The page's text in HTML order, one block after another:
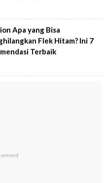
Apa yang Bisa
Flek Hitam? Ini 7
Terbaik